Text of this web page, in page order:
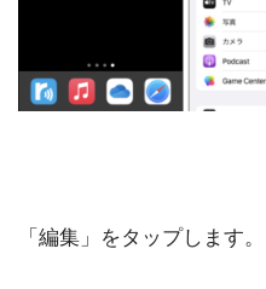
「編集」をタップします。